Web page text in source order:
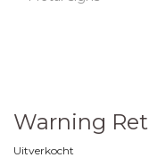
Warning
Uitverkocht